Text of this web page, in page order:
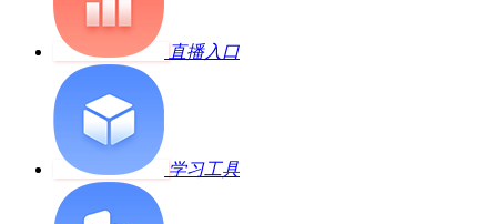
直播入口
学习工具